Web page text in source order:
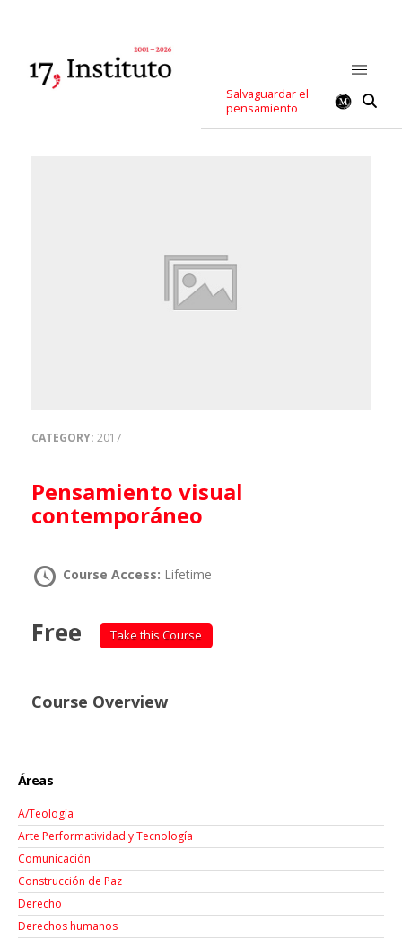
Salvaguardar el
pensamiento
CATEGORY: 2017
Pensamiento visual
contemporáneo
Course Access: Lifetime
Free Take this Course
Course Overview
Áreas
A/Teología
Arte Performatividad y Tecnología
Comunicación
Construcción de Paz
Derecho
Derechos humanos